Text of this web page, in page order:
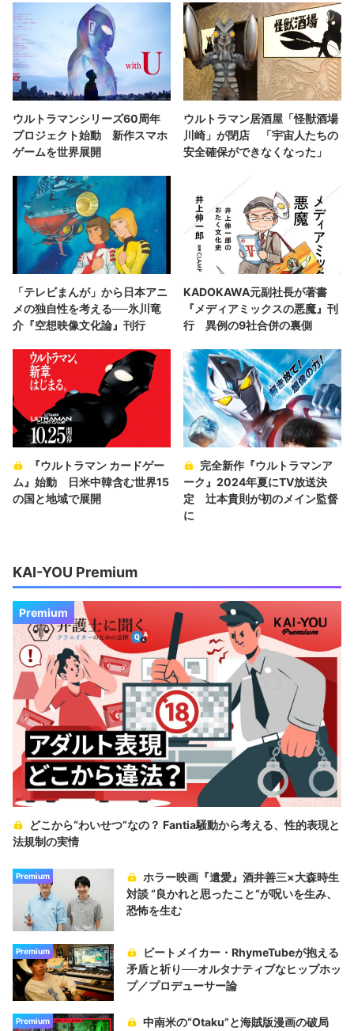
ウルトラマンシリーズ60周年
プロジェクト始動 新作スマホ
ゲームを世界展開
ウルトラマン居酒屋「怪獣酒場
川崎」が閉店 「宇宙人たちの
安全確保ができなくなった」
「テレビまんが」から日本アニ
メの独自性を考える──氷川竜
介『空想映像文化論』刊行
KADOKAWA元副社長が著書
『メディアミックスの悪魔』刊
行 異例の9社合併の裏側
『ウルトラマン カードゲー
ム』始動 日米中韓含む世界15
の国と地域で展開
完全新作『ウルトラマンア
ーク』2024年夏にTV放送決
定 辻本貴則が初のメイン監督
に
KAI-YOU Premium
Premium
どこから“わいせつ”なの？ Fantia騒動から考える、性的表現と
法規制の実情
Premium
ホラー映画『遺愛』酒井善三×大森時生
対談 “良かれと思ったこと“が呪いを生み、
恐怖を生む
Premium
ビートメイカー・RhymeTubeが抱える
矛盾と祈り──オルタナティブなヒップホッ
プ／プロデューサー論
Premium
中南米の“Otaku”と海賊版漫画の破局